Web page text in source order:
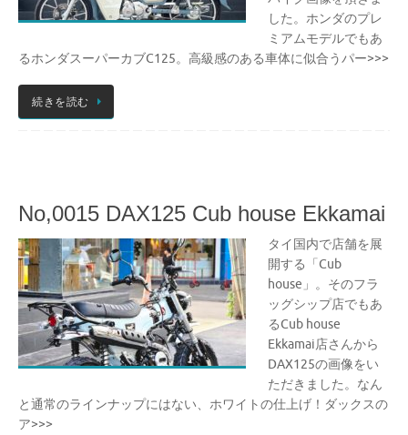
した。ホンダのプレ
ミアムモデルでもあ
るホンダスーパーカブC125。高級感のある車体に似合うパー>>>
続きを読む
No,0015 DAX125 Cub house Ekkamai
タイ国内で店舗を展
開する「Cub
house」。そのフラ
ッグシップ店でもあ
るCub house
Ekkamai店さんから
DAX125の画像をい
ただきました。なん
と通常のラインナップにはない、ホワイトの仕上げ！ダックスの
ア>>>